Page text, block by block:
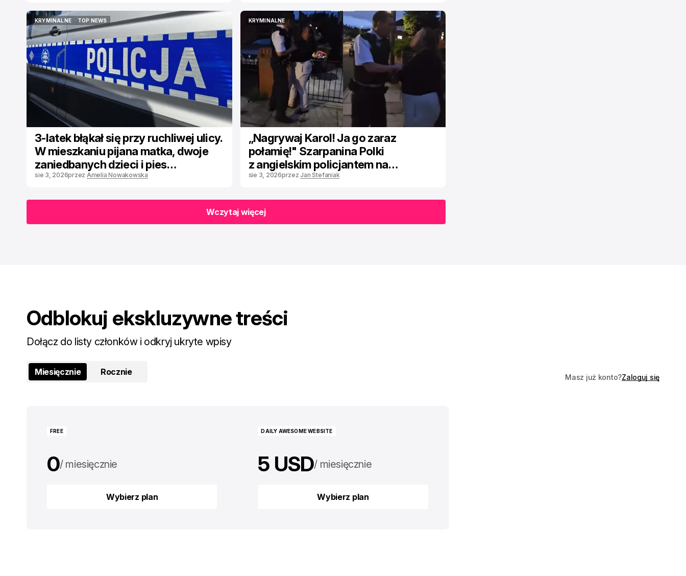
KRYMINALNE
KRYMINALNE
TOP NEWS
TOP NEWS
3-latek błąkał się przy ruchliwej ulicy.
W mieszkaniu pijana matka, dwoje
zaniedbanych dzieci i pies
w fatalnym stanie
sie 3, 2026przez Amelia Nowakowska
KRYMINALNE
KRYMINALNE
„Nagrywaj Karol! Ja go zaraz
połamię!" Szarpanina Polki
z angielskim policjantem na
angielskim osiedlu
sie 3, 2026przez Jan Stefaniak
Wczytaj więcej
Wczytaj więcej
Odblokuj ekskluzywne treści
Dołącz do listy członków i odkryj ukryte wpisy
Miesięcznie Rocznie
Masz już konto?Zaloguj się
FREE
0 miesięcznie
Wybierz plan
DAILY AWESOME WEBSITE
5 USD miesięcznie
50 USD rocznie
Wybierz plan